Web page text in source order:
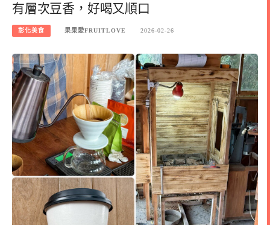
有層次豆香，好喝又順口
彰化美食 果果愛FRUITLOVE 2026-02-26